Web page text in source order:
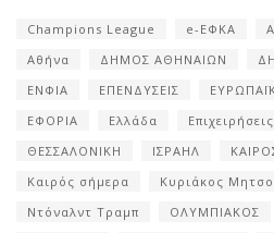
Champions League e-ΕΦΚΑ
Αθήνα
ΔΗΜΟΣ ΑΘΗΝΑΙΩΝ
ΕΝΦΙΑ
ΕΠΕΝΔΥΣΕΙΣ
ΕΦΟΡΙΑ
Ελλάδα Επιχειρήσεις
ΘΕΣΣΑΛΟΝΙΚΗ
ΙΣΡΑΗΛ
Καιρός σήμερα
Κυριάκος
Ντόναλντ Τραμπ
ΟΛΥΜΠΙΑΚΟΣ